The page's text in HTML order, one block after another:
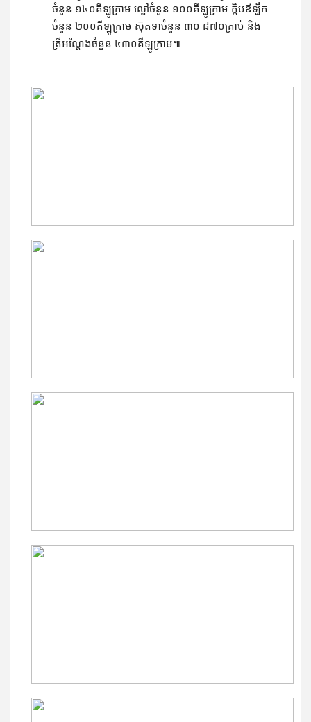
ចំនួន ១៤០គីឡូក្រាម ល្ពៅចំនួន ១០០គីឡូក្រាម ក្តិបឪឡឹក
ចំនួន ២០០គីឡូក្រាម ស៊ុតទាចំនួន ៣០ ៨៧០គ្រាប់ និង
ត្រីអណ្តែងចំនួន ៤៣០គីឡូក្រាម៕